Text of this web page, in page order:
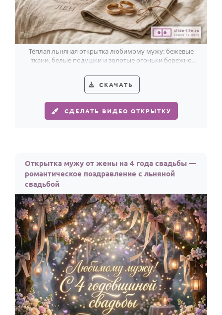
Тёплая льняная открытка любимому мужу: бежевые
ткани, белые подушки и золотые огоньки бережно
СКАЧАТЬ
СДЕЛАТЬ ВИДЕО ОТКРЫТКУ
Открытка мужу от жены на 4 года свадьбы —
романтическое поздравление с льняной
свадьбой